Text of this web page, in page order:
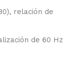
relación de
de 60 Hz